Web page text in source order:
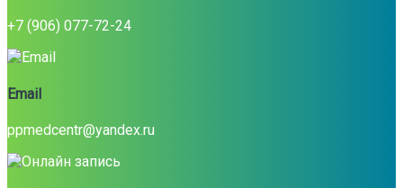
+7 (906) 077-72-24
Email
ppmedcentr@yandex.ru